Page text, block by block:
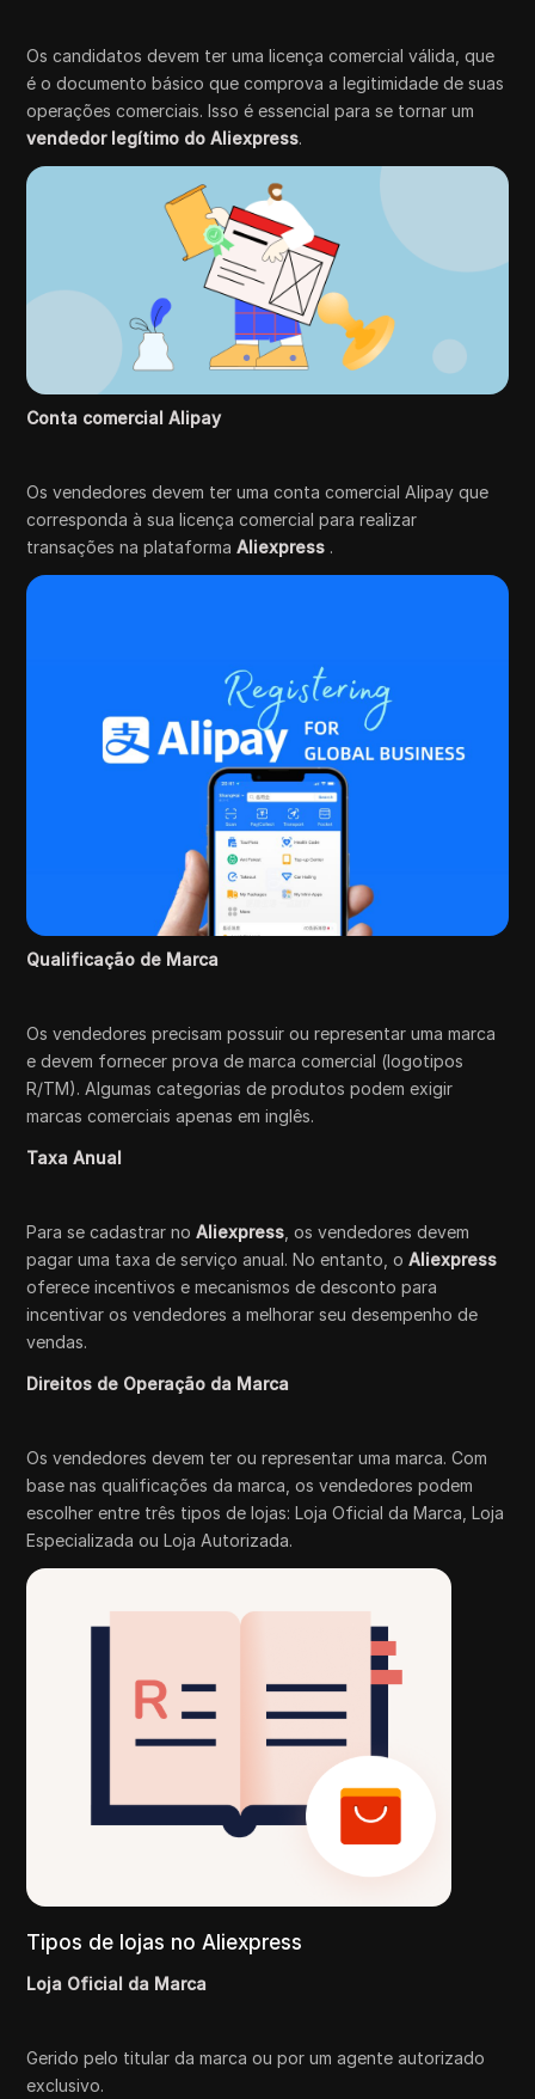
Os candidatos devem ter uma licença comercial válida, que
é o documento básico que comprova a legitimidade de suas
operações comerciais. Isso é essencial para se tornar um
vendedor legítimo do Aliexpress.
Conta comercial Alipay
Os vendedores devem ter uma conta comercial Alipay que
corresponda à sua licença comercial para realizar
transações na plataformaAliexpress .
Qualificação de Marca
Os vendedores precisam possuir ou representar uma marca
e devem fornecer prova de marca comercial (logotipos
R/TM). Algumas categorias de produtos podem exigir
marcas comerciais apenas em inglês.
Taxa Anual
Para se cadastrar noAliexpress , os vendedores devem
pagar uma taxa de serviço anual. No entanto, oAliexpress
oferece incentivos e mecanismos de desconto para
incentivar os vendedores a melhorar seu desempenho de
vendas.
Direitos de Operação da Marca
Os vendedores devem ter ou representar uma marca. Com
base nas qualificações da marca, os vendedores podem
escolher entre três tipos de lojas: Loja Oficial da Marca, Loja
Especializada ou Loja Autorizada.
Tipos de lojas no Aliexpress
Loja Oficial da Marca
Gerido pelo titular da marca ou por um agente autorizado
exclusivo.